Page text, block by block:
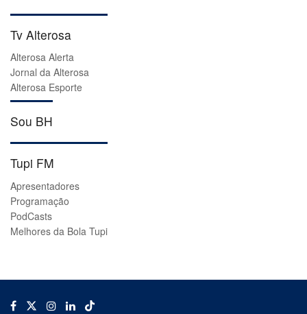
Tv Alterosa
Alterosa Alerta
Jornal da Alterosa
Alterosa Esporte
Sou BH
Tupi FM
Apresentadores
Programação
PodCasts
Melhores da Bola Tupi